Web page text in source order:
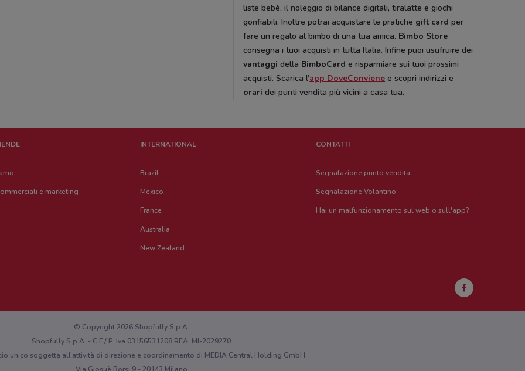
liste bebè, il noleggio di bilance digitali, tiralatte e giochi
gonfiabili. Inoltre potrai acquistare le pratiche gift card per
fare un regalo al bimbo di una tua amica. Bimbo Store
consegna i tuoi acquisti in tutta Italia. Infine puoi usufruire dei
vantaggidella BimboCard e risparmiare sui tuoi prossimi
acquisti. Scarica l’app DoveConviene e scopri indirizzi e
oraridei punti vendita più vicini a casa tua.
e marketing
INTERNATIONAL
Brazil
Mexico
France
Australia
New Zealand
CONTATTI
Segnalazione punto vendita
Segnalazione Volantino
Hai un malfunzionamento sul web o sull'app?
© Copyright 2026 Shopfully S.p.A.
Shopfully S.p.A. - C.F / P. Iva 03156531208 REA: MI-2029270
unico soggetta all’attività di direzione e coordinamento di MEDIA Central Holding GmbH